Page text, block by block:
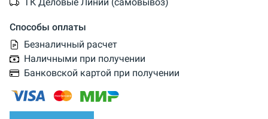
ТК Деловые Линии (самовывоз)
Способы оплаты
Безналичный расчет
Наличными при получении
Банковской картой при получении